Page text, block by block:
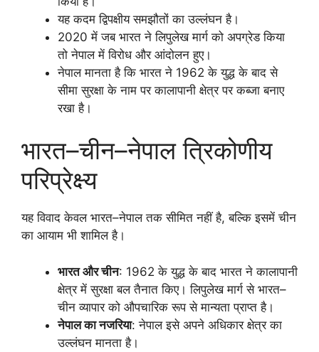
यह कदम द्विपक्षीय समझौतों का उल्लंघन है।
2020 में जब भारत ने लिपुलेख मार्ग को अपग्रेड किया
तो नेपाल में विरोध और आंदोलन हुए।
नेपाल मानता है कि भारत ने 1962 के युद्ध के बाद से
सीमा सुरक्षा के नाम पर कालापानी क्षेत्र पर कब्जा बनाए
रखा है।
भारत–चीन–नेपाल त्रिकोणीय
परिप्रेक्ष्य
यह विवाद केवल भारत–नेपाल तक सीमित नहीं है, बल्कि इसमें चीन
का आयाम भी शामिल है।
भारत और चीन: 1962 के युद्ध के बाद भारत ने कालापानी
क्षेत्र में सुरक्षा बल तैनात किए। लिपुलेख मार्ग से भारत–
चीन व्यापार को औपचारिक रूप से मान्यता प्राप्त है।
नेपाल का नजरिया: नेपाल इसे अपने अधिकार क्षेत्र का
उल्लंघन मानता है।